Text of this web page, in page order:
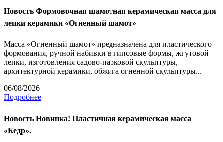
Новость Формовочная шамотная керамическая масса для
лепки керамики «Огненный шамот»
Масса «Огненный шамот» предназначена для пластического
формования, ручной набивки в гипсовые формы, жгутовой
лепки, изготовления садово-парковой скульптуры,
архитектурной керамики, обжига огненной скульптуры...
06/08/2026
Подробнее
Новость Новинка! Пластичная керамическая масса
«Кедр».